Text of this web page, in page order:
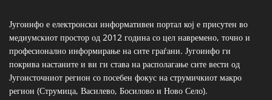
Југоинфо е електронски информативен портал кој е присутен во
медиумскиот простор од 2012 година со цел навремено, точно и
професионално информирање на сите граѓани. Југоинфо ги
покрива настаните и ви ги става на располагање сите вести од
Југоисточниот регион со посебен фокус на струмичкиот макро
регион (Струмица, Василево, Босилово и Ново Село).